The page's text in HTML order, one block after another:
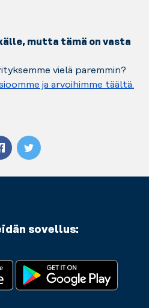
mutta tämä on vasta
vielä paremmin?
ja arvoihimme täältä.
sovellus: